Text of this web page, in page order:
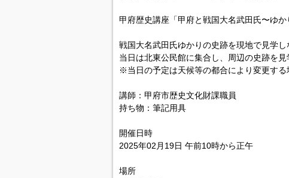
甲府歴史講座「甲府と戦国大名武田氏〜ゆか
戦国大名武田氏ゆかりの史跡を現地で見学
当日は北東公民館に集合し、周辺の史跡を見
※当日の予定は天候等の都合により変更する
講師：甲府市歴史文化財課職員
持ち物：筆記用具
開催日時
2025年02月19日 午前10時から正午
場所